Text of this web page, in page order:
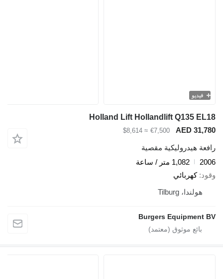
فيديو
Holland Lift Hollandlift Q135 EL18
AED 31,780
€7,500
≈ $8,614
رافعة هيدروليكية مقصية
2006
1,082 متر / ساعة
وقود كهربائي
هولندا، Tilburg
Burgers Equipment BV